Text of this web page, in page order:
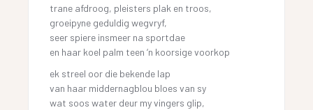
trane afdroog, pleisters plak en troos,
groeipyne geduldig wegvryf,
seer spiere insmeer na sportdae
en haar koel palm teen ‘n koorsige voorkop
ek streel oor die bekende lap
van haar middernagblou bloes van sy
wat soos water deur my vingers glip,